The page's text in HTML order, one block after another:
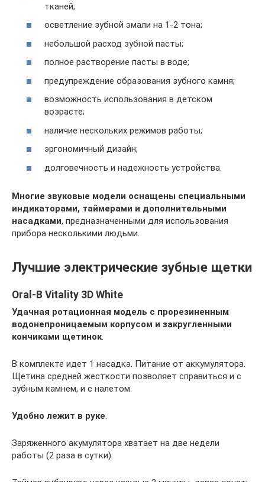
тканей;
осветление зубной эмали на 1-2 тона;
небольшой расход зубной пасты;
полное растворение пасты в воде;
предупреждение образования зубного камня;
возможность использования в детском
возрасте;
наличие нескольких режимов работы;
эргономичный дизайн;
долговечность и надежность устройства.
Многие звуковые модели оснащены специальными
индикаторами, таймерами и дополнительными
насадками, предназначенными для использования
прибора несколькими людьми.
Лучшие электрические зубные щетки
Oral-B Vitality 3D White
Удачная ротационная модель с прорезиненным
водонепроницаемым корпусом и закругленными
кончиками щетинок.
В комплекте идет 1 насадка. Питание от аккумулятора.
Щетина средней жесткости позволяет справиться и с
зубным камнем, и с налетом.
Удобно лежит в руке.
Заряженного акумулятора хватает на две недели
работы (2 раза в сутки).